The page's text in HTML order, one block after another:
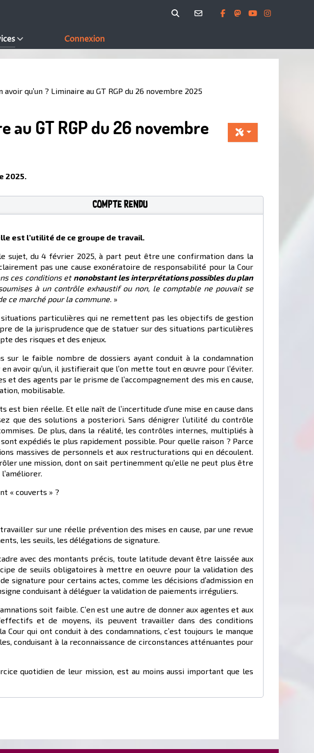
Connexion
avoir qu’un ? Liminaire au GT RGP du 26 novembre 2025
au GT RGP du 26 novembre
2025.
compte rendu
est l’utilité de ce groupe de travail.
sujet, du 4 février 2025, à part peut être une confirmation dans la
pas une cause exonératoire de responsabilité pour la Cour
ces conditions et nonobstant les interprétations possibles du plan
mises à un contrôle exhaustif ou non, le comptable ne pouvait se
ce marché pour la commune. »
particulières qui ne remettent pas les objectifs de gestion
de la jurisprudence que de statuer sur des situations particulières
des risques et des enjeux.
sur le faible nombre de dossiers ayant conduit à la condamnation
en avoir qu’un, il justifierait que l’on mette tout en œuvre pour l’éviter.
des agents par le prisme de l’accompagnement des mis en cause,
mobilisable.
bien réelle. Et elle naît de l’incertitude d’une mise en cause dans
que des solutions a posteriori. Sans dénigrer l’utilité du contrôle
De plus, dans la réalité, les contrôles internes, multipliés à
expédiés le plus rapidement possible. Pour quelle raison ? Parce
massives de personnels et aux restructurations qui en découlent.
une mission, dont on sait pertinemment qu’elle ne peut plus être
« couverts » ?
sur une réelle prévention des mises en cause, par une revue
les seuils, les délégations de signature.
avec des montants précis, toute latitude devant être laissée aux
de seuils obligatoires à mettre en oeuvre pour la validation des
signature pour certains actes, comme les décisions d’admission en
conduisant à déléguer la validation de paiements irréguliers.
soit faible. C’en est une autre de donner aux agentes et aux
et de moyens, ils peuvent travailler dans des conditions
qui ont conduit à des condamnations, c’est toujours le manque
conduisant à la reconnaissance de circonstances atténuantes pour
quotidien de leur mission, est au moins aussi important que les